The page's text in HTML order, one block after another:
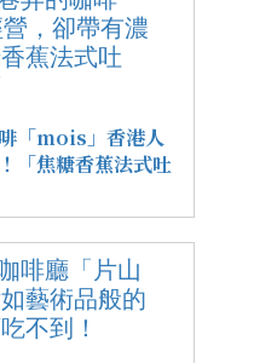
「mois」香港人
「焦糖香蕉法式吐